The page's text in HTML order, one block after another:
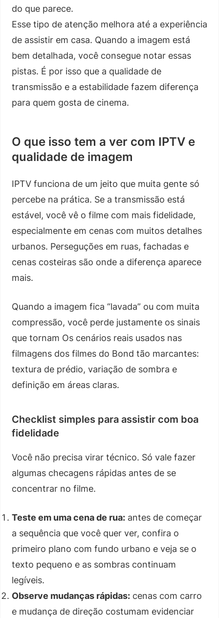
do que parece.
Esse tipo de atenção melhora até a experiência
de assistir em casa. Quando a imagem está
bem detalhada, você consegue notar essas
pistas. É por isso que a qualidade de
transmissão e a estabilidade fazem diferença
para quem gosta de cinema.
O que isso tem a ver com IPTV e
qualidade de imagem
IPTV funciona de um jeito que muita gente só
percebe na prática. Se a transmissão está
estável, você vê o filme com mais fidelidade,
especialmente em cenas com muitos detalhes
urbanos. Perseguções em ruas, fachadas e
cenas costeiras são onde a diferença aparece
mais.
Quando a imagem fica “lavada” ou com muita
compressão, você perde justamente os sinais
que tornam Os cenários reais usados nas
filmagens dos filmes do Bond tão marcantes:
textura de prédio, variação de sombra e
definição em áreas claras.
Checklist simples para assistir com boa
fidelidade
Você não precisa virar técnico. Só vale fazer
algumas checagens rápidas antes de se
concentrar no filme.
Teste em uma cena de rua: antes de começar
a sequência que você quer ver, confira o
primeiro plano com fundo urbano e veja se o
texto pequeno e as sombras continuam
legíveis.
Observe mudanças rápidas: cenas com carro
e mudança de direção costumam evidenciar